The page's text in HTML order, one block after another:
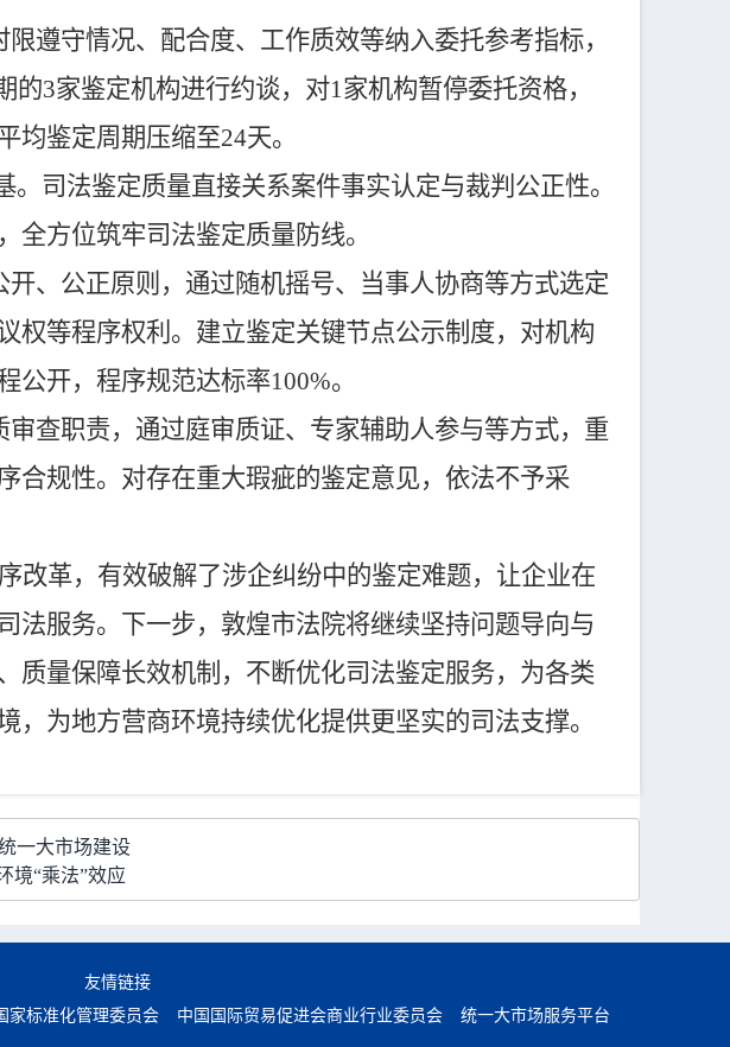
限遵守情况、配合度、工作质效等纳入委托参考指标，
3家鉴定机构进行约谈，对1家机构暂停委托资格，
均鉴定周期压缩至24天。
司法鉴定质量直接关系案件事实认定与裁判公正性。
全方位筑牢司法鉴定质量防线。
开、公正原则，通过随机摇号、当事人协商等方式选定
权等程序权利。建立鉴定关键节点公示制度，对机构
开，程序规范达标率100%。
审查职责，通过庭审质证、专家辅助人参与等方式，重
合规性。对存在重大瑕疵的鉴定意见，依法不予采
改革，有效破解了涉企纠纷中的鉴定难题，让企业在
法服务。下一步，敦煌市法院将继续坚持问题导向与
质量保障长效机制，不断优化司法鉴定服务，为各类
为地方营商环境持续优化提供更坚实的司法支撑。
一大市场建设
境“乘法”效应
友情链接
家标准化管理委员会 中国国际贸易促进会商业行业委员会 统一大市场服务平台